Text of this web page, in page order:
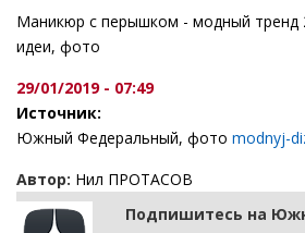
Маникюр с перышком - модный тренд
идеи, фото
29/01/2019 - 07:49
Источник:
Южный Федеральный, фото modnyj-
Автор: Нил ПРОТАСОВ
Подпишитесь на